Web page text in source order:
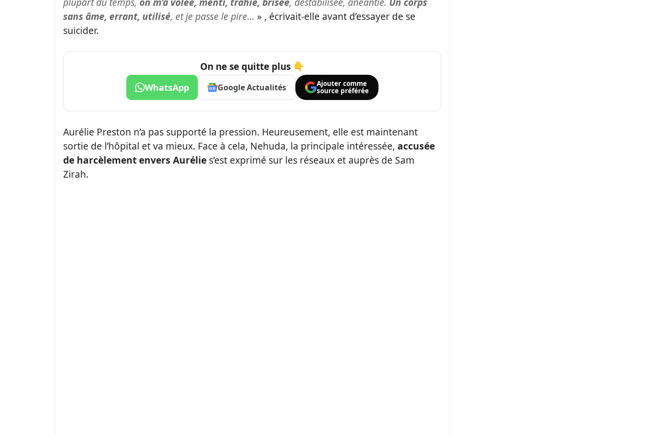
sans âme, errant, utilisé, et je passe le pire… » , écrivait-elle avant d’essayer de se
suicider.
On ne se quitte plus 👇
WhatsApp Google Actualités
Ajouter comme
source préférée
Aurélie Preston n’a pas supporté la pression. Heureusement, elle est maintenant
sortie de l’hôpital et va mieux. Face à cela, Nehuda, la principale intéressée, accusée
de harcèlement envers Aurélie s’est exprimé sur les réseaux et auprès de Sam
Zirah.